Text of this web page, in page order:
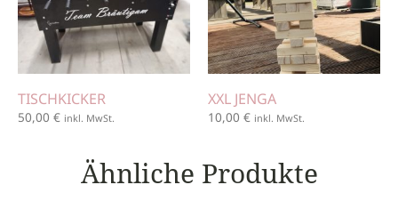
TISCHKICKER
50,00 € inkl. MwSt.
XXL JENGA
10,00 € inkl. MwSt.
Ähnliche Produkte